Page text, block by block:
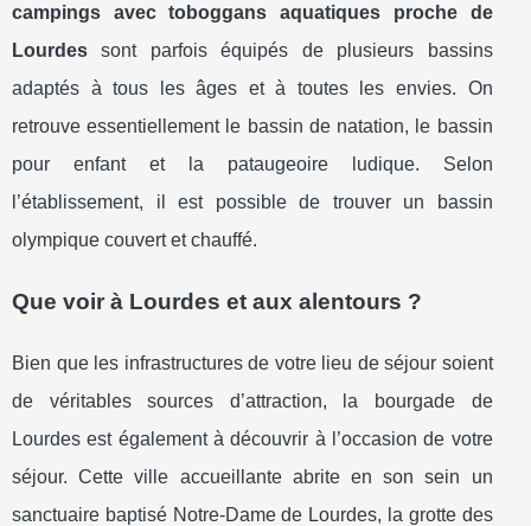
campings avec toboggans aquatiques proche de
Lourdes sont parfois équipés de plusieurs bassins
adaptés à tous les âges et à toutes les envies. On
retrouve essentiellement le bassin de natation, le bassin
pour enfant et la pataugeoire ludique. Selon
l’établissement, il est possible de trouver un bassin
olympique couvert et chauffé.
Que voir à Lourdes et aux alentours ?
Bien que les infrastructures de votre lieu de séjour soient
de véritables sources d’attraction, la bourgade de
Lourdes est également à découvrir à l’occasion de votre
séjour. Cette ville accueillante abrite en son sein un
sanctuaire baptisé Notre-Dame de Lourdes, la grotte des